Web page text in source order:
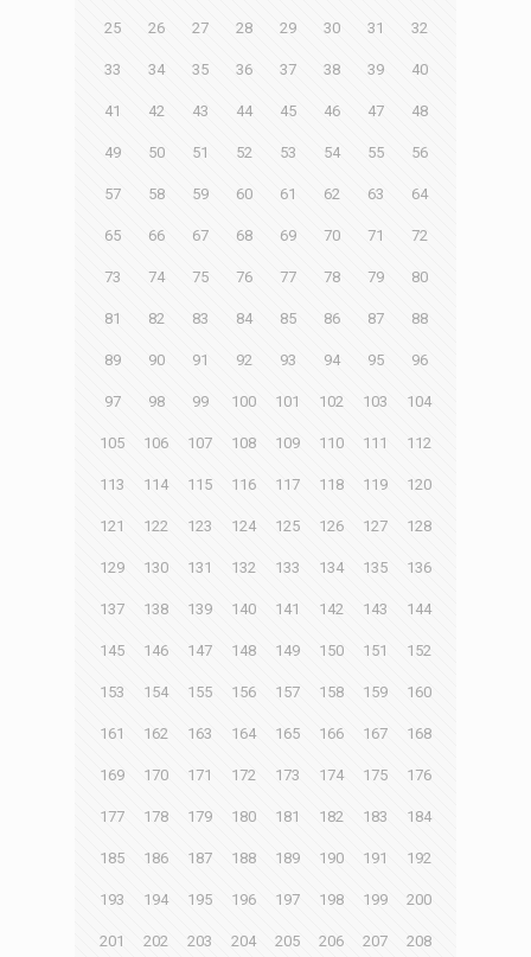
25 26 27 28 29 30 31 32
33 34 35 36 37 38 39 40
41 42 43 44 45 46 47 48
49 50 51 52 53 54 55 56
57 58 59 60 61 62 63 64
65 66 67 68 69 70 71 72
73 74 75 76 77 78 79 80
81 82 83 84 85 86 87 88
89 90 91 92 93 94 95 96
97 98 99 100 101 102 103 104
105 106 107 108 109 110 111 112
113 114 115 116 117 118 119 120
121 122 123 124 125 126 127 128
129 130 131 132 133 134 135 136
137 138 139 140 141 142 143 144
145 146 147 148 149 150 151 152
153 154 155 156 157 158 159 160
161 162 163 164 165 166 167 168
169 170 171 172 173 174 175 176
177 178 179 180 181 182 183 184
185 186 187 188 189 190 191 192
193 194 195 196 197 198 199 200
201 202 203 204 205 206 207 208